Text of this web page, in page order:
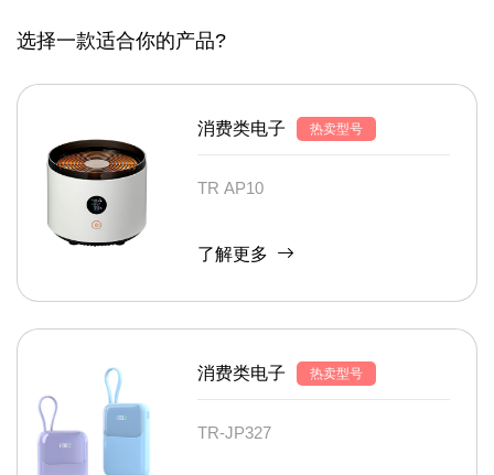
选择一款适合你的产品?
消费类电子 热卖型号
TR AP10
了解更多
消费类电子 热卖型号
TR-JP327